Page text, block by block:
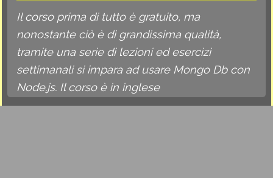
Il corso prima di tutto è gratuito, ma
nonostante ciò è di grandissima qualità,
tramite una serie di lezioni ed esercizi
settimanali si impara ad usare Mongo Db con
Node.js. Il corso è in inglese